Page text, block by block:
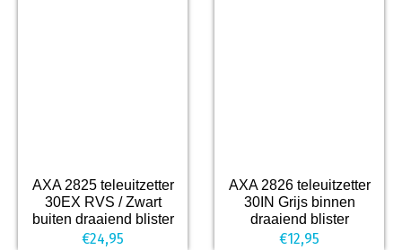
AXA 2825 teleuitzetter
30EX RVS / Zwart
buiten draaiend blister
€24,95
AXA 2826 teleuitzetter
30IN Grijs binnen
draaiend blister
€12,95